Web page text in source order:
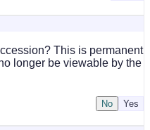
This is permanent
longer be viewable by the
No